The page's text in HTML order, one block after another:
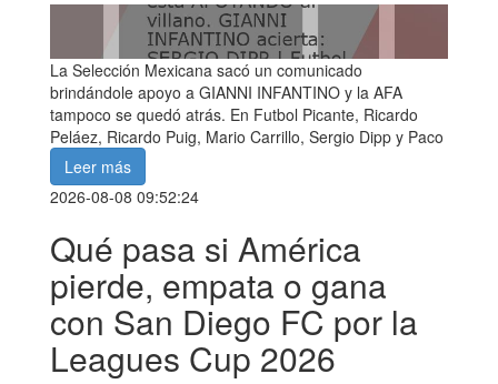
La Selección Mexicana sacó un comunicado
brindándole apoyo a GIANNI INFANTINO y la AFA
tampoco se quedó atrás. En Futbol Picante, Ricardo
Peláez, Ricardo Puig, Mario Carrillo, Sergio Dipp y Paco
Leer más
2026-08-08 09:52:24
Qué pasa si América
pierde, empata o gana
con San Diego FC por la
Leagues Cup 2026